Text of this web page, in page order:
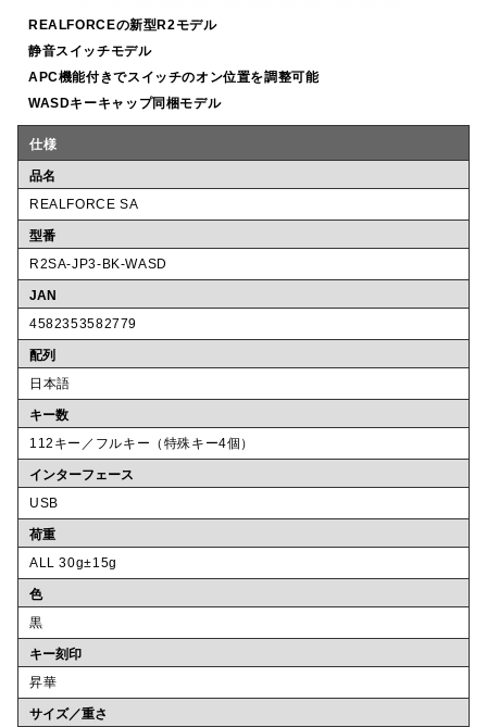
REALFORCEの新型R2モデル
静音スイッチモデル
APC機能付きでスイッチのオン位置を調整可能
WASDキーキャップ同梱モデル
仕様
品名
REALFORCE SA
型番
R2SA-JP3-BK-WASD
JAN
4582353582779
配列
日本語
キー数
112キー／フルキー（特殊キー4個）
インターフェース
USB
荷重
ALL 30g±15g
色
黒
キー刻印
昇華
サイズ／重さ